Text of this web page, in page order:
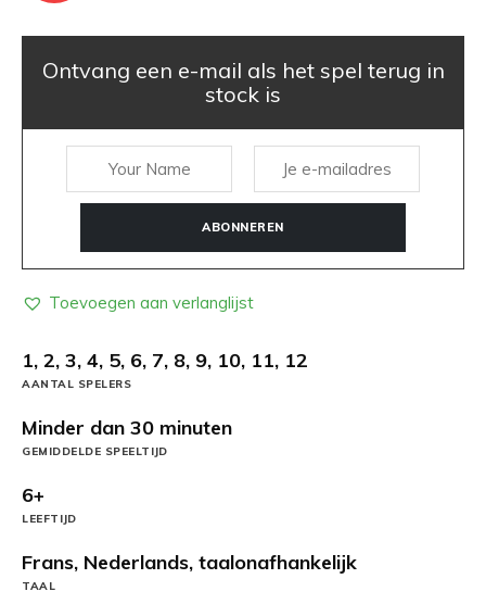
Ontvang een e-mail als het spel terug in
stock is
ABONNEREN
Toevoegen aan verlanglijst
1, 2, 3, 4, 5, 6, 7, 8, 9, 10, 11, 12
AANTAL SPELERS
Minder dan 30 minuten
GEMIDDELDE SPEELTIJD
6+
LEEFTIJD
Frans, Nederlands, taalonafhankelijk
TAAL